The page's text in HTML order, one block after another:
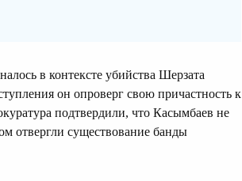
в контексте убийства Шерзата
он опроверг свою причастность к
подтвердили, что Касымбаев не
отвергли существование банды